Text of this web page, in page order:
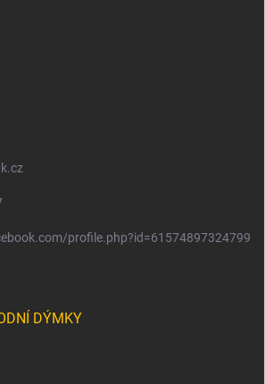
profile.php?id=61574897324799
DÝMKY